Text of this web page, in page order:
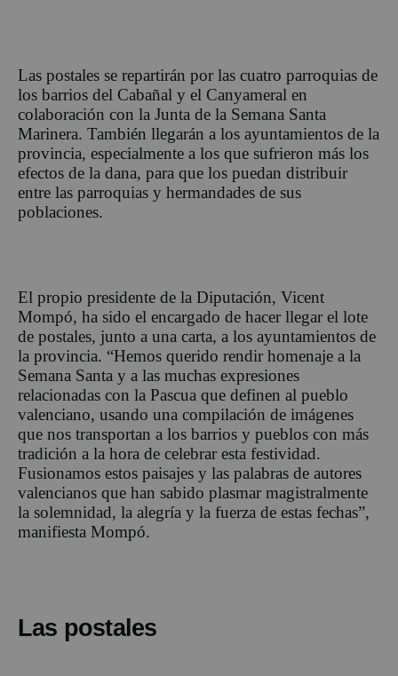
Las postales se repartirán por las cuatro parroquias de
los barrios del Cabañal y el Canyameral en
colaboración con la Junta de la Semana Santa
Marinera. También llegarán a los ayuntamientos de la
provincia, especialmente a los que sufrieron más los
efectos de la dana, para que los puedan distribuir
entre las parroquias y hermandades de sus
poblaciones.
El propio presidente de la Diputación, Vicent
Mompó, ha sido el encargado de hacer llegar el lote
de postales, junto a una carta, a los ayuntamientos de
la provincia. “Hemos querido rendir homenaje a la
Semana Santa y a las muchas expresiones
relacionadas con la Pascua que definen al pueblo
valenciano, usando una compilación de imágenes
que nos transportan a los barrios y pueblos con más
tradición a la hora de celebrar esta festividad.
Fusionamos estos paisajes y las palabras de autores
valencianos que han sabido plasmar magistralmente
la solemnidad, la alegría y la fuerza de estas fechas”,
manifiesta Mompó.
Las postales